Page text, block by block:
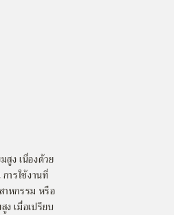
สูง เนื่องด้วย
ารใช้งานที่
าหกรรม หรือ
ง เมื่อเปรียบ